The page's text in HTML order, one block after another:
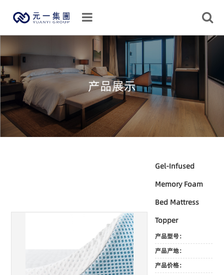
产品展示
Gel-Infused
Memory Foam
Bed Mattress
Topper
产品型号：
产品产地：
产品价格：